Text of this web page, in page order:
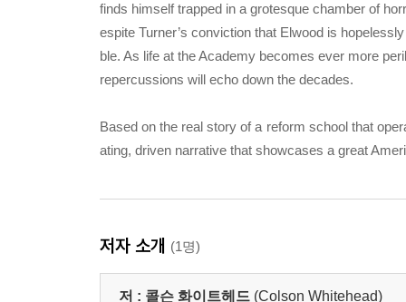
finds himself trapped in a grotesque chamber of
espite Turner’s conviction that Elwood is
ble. As life at the Academy becomes ever more
repercussions will echo down the decades.
Based on the real story of a reform school that
ating, driven narrative that showcases a great
저자 소개 (1명)
저 : 콜슨 화이트헤드 (Colson Whitehead)